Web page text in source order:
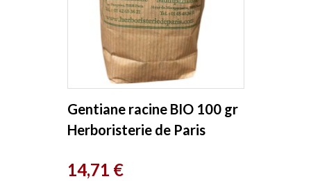
Gentiane racine BIO 100 gr
Herboristerie de Paris
Prix
14,71 €